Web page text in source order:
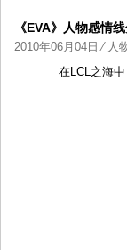
《EVA》人物感情
2010年06月04日 ⁄ 人
在LCL之海中